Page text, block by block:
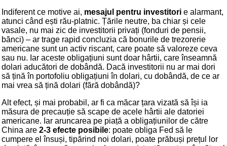
Indiferent ce motive ai, mesajul pentru investitori e alarmant,
atunci când ești rău-platnic. Țările neutre, ba chiar și cele
vasale, nu mai zic de investitorii privați (fonduri de pensii,
bănci) – ar trage rapid concluzia că bonurile de trezorerie
americane sunt un activ riscant, care poate să valoreze ceva
sau nu. Iar aceste obligațiuni sunt doar hârtii, care înseamnă
dolari aducători de dobândă. Dacă investitorii nu ar mai dori
să țină în portofoliu obligațiuni în dolari, cu dobândă, de ce ar
mai vrea să țină dolari (fără dobândă)?
Alt efect, și mai probabil, ar fi ca măcar țara vizată să își ia
măsura de precauție să scape de acele hârtii ale datoriei
americane. Iar aruncarea pe piață a obligațiunilor de către
China are 2-3 efecte posibile: poate obliga Fed să le
cumpere el însuși, tipărind noi dolari, poate prăbuși prețul lor